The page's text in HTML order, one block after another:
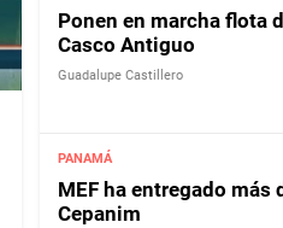
Ponen en marcha flota
Casco Antiguo
Guadalupe Castillero
PANAMÁ
MEF ha entregado más
Cepanim